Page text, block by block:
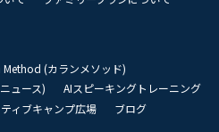
Method (カランメソッド)
ュース)
AIスピーキングトレーニング
ィブキャンプ広場
ブログ